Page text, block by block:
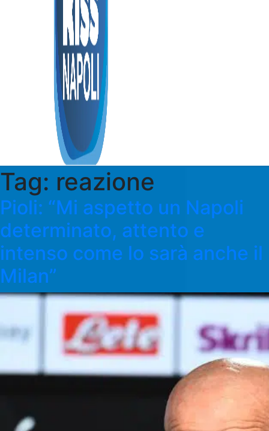
Tag: reazione
Pioli: “Mi aspetto un Napoli
determinato, attento e
intenso come lo sarà anche il
Milan”